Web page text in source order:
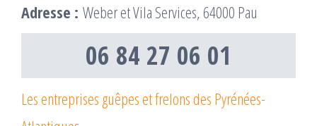
Adresse : Weber et Vila Services, 64000 Pau
06 84 27 06 01
Les entreprises guêpes et frelons des Pyrénées-